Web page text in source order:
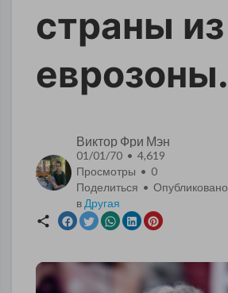
страны из
еврозоны.
Виктор Фри Мэн
01/01/70 • 4,619
Просмотры • 0
Поделиться • Опубликовано
в Другая